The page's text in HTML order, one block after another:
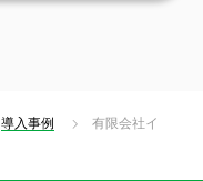
導入事例
有限会社イ